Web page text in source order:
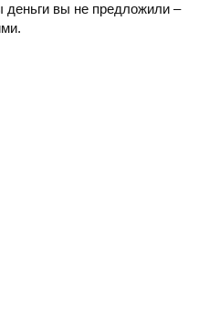
деньги вы не предложили –